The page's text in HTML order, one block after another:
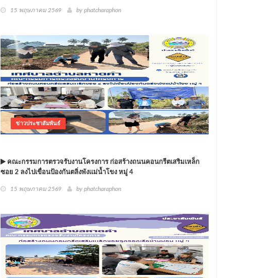
15 พฤษภาคม 2569 by phatcharaphon
ข่าวประชาสัมพันธ์
คณะกรรมการตรวจรับงานโครงการ ก่อสร้างถนนคอนกรีตเสริมเหล็ก
ซอย 2 ลงไปเขื่อนป้องกันตลิ่งพังแม่น้ำโขง หมู่ 4
15 พฤษภาคม 2569 by phatcharaphon